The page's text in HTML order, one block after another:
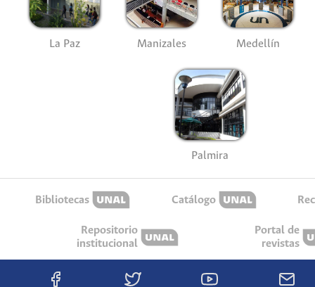
La Paz Manizales Medellín
Palmira
Bibliotecas Catálogo
Repositorio
institucional
Portal de
revistas